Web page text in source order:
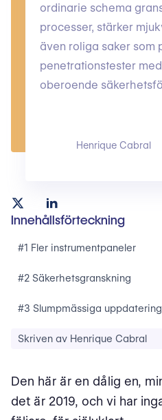
ordinarie schema
processer, stärker
även roliga saker som
penetrationstester
oberoende
Henrique Cabral
Innehållsförteckning
#1 Fler instrumentpaneler
#2 Säkerhetsgranskning
#3 Slumpmässiga
Skriven av Henrique Cabral
Den här är en dålig en,
det är 2019, och vi har